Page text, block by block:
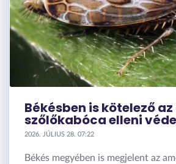
Békésben is kötelező
szőlőkabóca elleni
2026. JÚLIUS 28. 07:22
Békés megyében is megjelent az